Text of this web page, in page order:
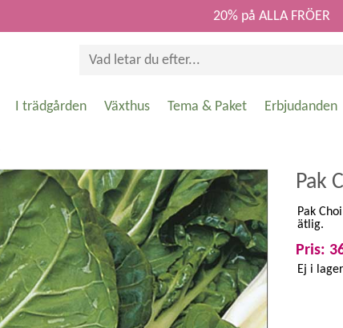
20% på ALLA FRÖER
I trädgården Växthus Tema & Paket Erbjudanden
Pak
Pak
ätlig.
Pris:
Ej i lager